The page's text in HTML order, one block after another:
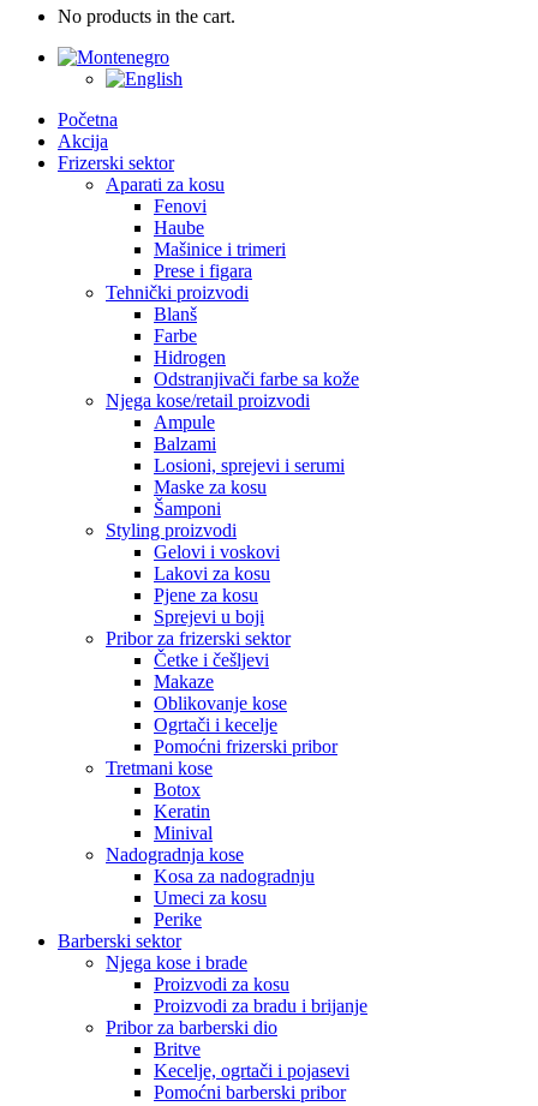
No products in the cart.
Početna
Akcija
Frizerski sektor
Aparati za kosu
Fenovi
Haube
Mašinice i trimeri
Prese i figara
Tehnički proizvodi
Blanš
Farbe
Hidrogen
Odstranjivači farbe sa kože
Njega kose/retail proizvodi
Ampule
Balzami
Losioni, sprejevi i serumi
Maske za kosu
Šamponi
Styling proizvodi
Gelovi i voskovi
Lakovi za kosu
Pjene za kosu
Sprejevi u boji
Pribor za frizerski sektor
Četke i češljevi
Makaze
Oblikovanje kose
Ogrtači i kecelje
Pomoćni frizerski pribor
Tretmani kose
Botox
Keratin
Minival
Nadogradnja kose
Kosa za nadogradnju
Umeci za kosu
Perike
Barberski sektor
Njega kose i brade
Proizvodi za kosu
Proizvodi za bradu i brijanje
Pribor za barberski dio
Britve
Kecelje, ogrtači i pojasevi
Pomoćni barberski pribor